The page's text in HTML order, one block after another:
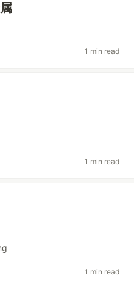
1 min read
1 min read
1 min read